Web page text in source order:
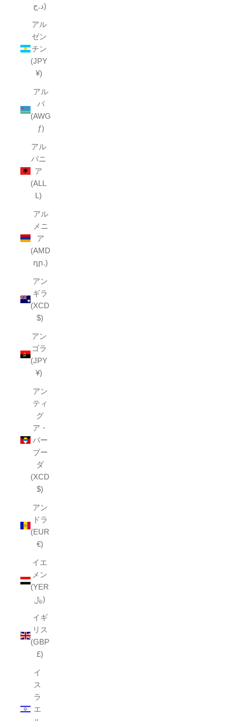
د.ج)
アル
ゼン
チン
(JPY
¥)
アル
バ
(AWG
ƒ)
アル
バニ
ア
(ALL
L)
アル
メニ
ア
(AMD
դր.)
アン
ギラ
(XCD
$)
アン
ゴラ
(JPY
¥)
アン
ティ
グ
ア・
バー
ブー
ダ
(XCD
$)
アン
ドラ
(EUR
€)
イエ
メン
(YER
﷼)
イギ
リス
(GBP
£)
イ
ス
ラ
エ